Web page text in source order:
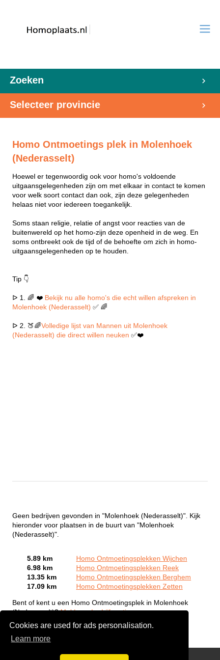
Cookies are used for ads personalisation.
Learn more
Zoeken
Selecteer provincie
Homo Ontmoetings plek in Molenhoek
(Nederasselt)
Hoewel er tegenwoordig ook voor homo's voldoende
uitgaansgelegenheden zijn om met elkaar in contact te komen
voor welk soort contact dan ook, zijn deze gelegenheden
helaas niet voor iedereen toegankelijk.
Soms staan religie, relatie of angst voor reacties van de
buitenwereld op het homo-zijn deze openheid in de weg. En
soms ontbreekt ook de tijd of de behoefte om zich in homo-
uitgaansgelegenheden op te houden.
Tip 👇
ᐅ 1. 🌈 ❤️ Bekijk nu alle homo's die echt willen afspreken in
Molenhoek (Nederasselt) ✅ 🌈
ᐅ 2. 🍑🌈Volledige lijst van Mannen uit Molenhoek
(Nederasselt) die direct willen neuken ✅❤️
Geen bedrijven gevonden in "Molenhoek (Nederasselt)". Kijk
hieronder voor plaatsen in de buurt van "Molenhoek
(Nederasselt)".
5.89 km
Homo Ontmoetingsplekken Wijchen
6.98 km
Homo Ontmoetingsplekken Reek
13.35 km
Homo Ontmoetingsplekken Berghem
17.09 km
Homo Ontmoetingsplekken Zetten
Bent of kent u een Homo Ontmoetingsplek in Molenhoek
(Nederasselt)?Meld een bedrijf gratis aan